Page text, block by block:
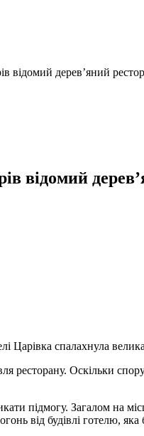
відомий дерев’яний
відомий
спалахнула
ресторану. Оскільки
підмогу. Загалом на
від будівлі готелю,